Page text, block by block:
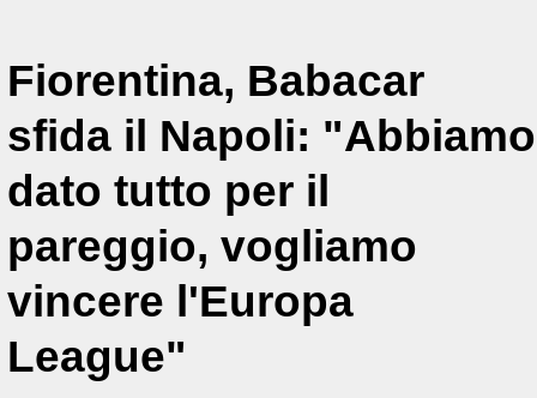
Fiorentina, Babacar
sfida il Napoli: "Abbiamo
dato tutto per il
pareggio, vogliamo
vincere l'Europa
League"